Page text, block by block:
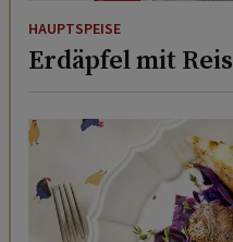
HAUPTSPEISE
Erdäpfel mit Reis